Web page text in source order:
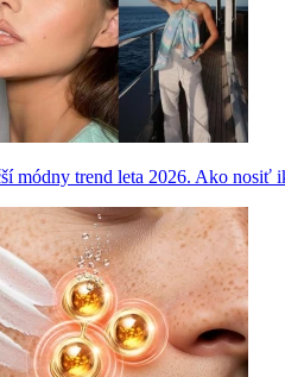
módny trend leta 2026. Ako nosiť